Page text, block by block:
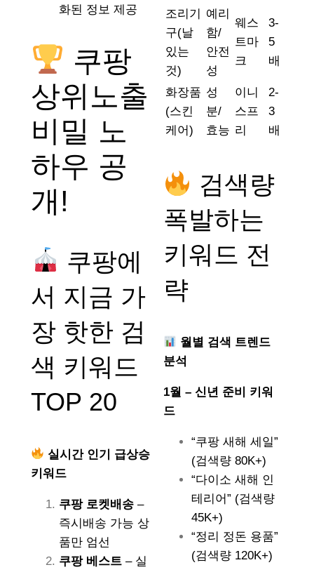
화된 정보 제공
쿠팡
상위노출
비밀 노
하우 공
개!
쿠팡에
서 지금 가
장 핫한 검
색 키워드
TOP 20
실시간 인기 급상승
키워드
쿠팡 로켓배송 –
즉시배송 가능 상
품만 엄선
쿠팡 베스트 – 실
조리기
구(날
있는
것)
예리
함/
안전
성
웨스
트마
크
3-
5
배
화장품
(스킨
케어)
성
분/
효능
이니
스프
리
2-
3
배
검색량
폭발하는
키워드 전
략
월별 검색 트렌드
분석
1월 – 신년 준비 키워
드
“쿠팡 새해 세일”
(검색량 80K+)
“다이소 새해 인
테리어” (검색량
45K+)
“정리 정돈 용품”
(검색량 120K+)